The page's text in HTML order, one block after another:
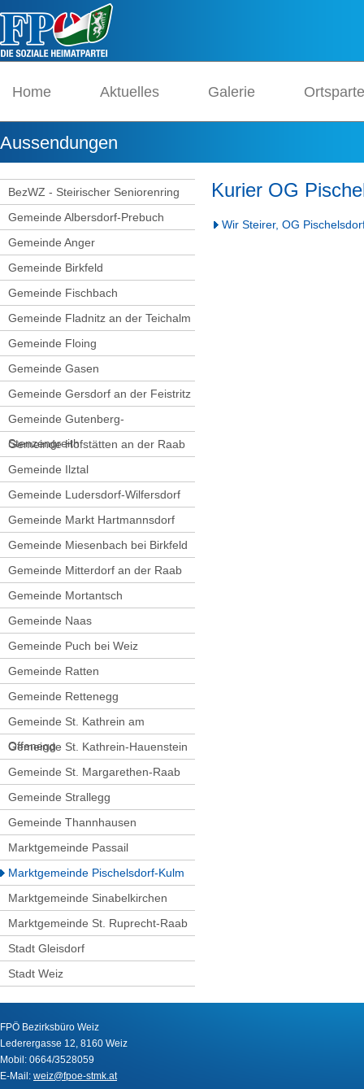
Home Aktuelles Galerie
Aussendungen
BezWZ - Steirischer Seniorenring
Gemeinde Albersdorf-Prebuch
Gemeinde Anger
Gemeinde Birkfeld
Gemeinde Fischbach
Gemeinde Fladnitz an der Teichalm
Gemeinde Floing
Gemeinde Gasen
Gemeinde Gersdorf an der Feistritz
Gemeinde Gutenberg-
Stenzengreith
Gemeinde Hofstätten an der Raab
Gemeinde Ilztal
Gemeinde Ludersdorf-Wilfersdorf
Gemeinde Markt Hartmannsdorf
Gemeinde Miesenbach bei Birkfeld
Gemeinde Mitterdorf an der Raab
Gemeinde Mortantsch
Gemeinde Naas
Gemeinde Puch bei Weiz
Gemeinde Ratten
Gemeinde Rettenegg
Gemeinde St. Kathrein am
Offenegg
Gemeinde St. Kathrein-Hauenstein
Gemeinde St. Margarethen-Raab
Gemeinde Strallegg
Gemeinde Thannhausen
Marktgemeinde Passail
Marktgemeinde Pischelsdorf-Kulm
Marktgemeinde Sinabelkirchen
Marktgemeinde St. Ruprecht-Raab
Stadt Gleisdorf
Stadt Weiz
Kurier OG
Wir Steirer, OG
FPÖ Bezirksbüro Weiz
Lederergasse 12, 8160 Weiz
Mobil: 0664/3528059
E-Mail: weiz@fpoe-stmk.at